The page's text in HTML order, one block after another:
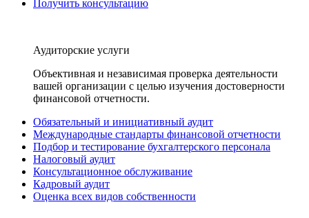
Получить консультацию
Аудиторские услуги
Объективная и независимая проверка деятельности
вашей организации с целью изучения достоверности
финансовой отчетности.
Обязательный и инициативный аудит
Международные стандарты финансовой отчетности
Подбор и тестирование бухгалтерского персонала
Налоговый аудит
Консультационное обслуживание
Кадровый аудит
Оценка всех видов собственности